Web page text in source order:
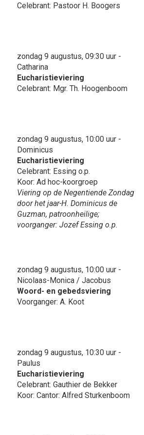
Celebrant: Pastoor H. Boogers
zondag 9 augustus, 09:30 uur -
Catharina
Eucharistieviering
Celebrant: Mgr. Th. Hoogenboom
zondag 9 augustus, 10:00 uur -
Dominicus
Eucharistieviering
Celebrant: Essing o.p.
Koor: Ad hoc-koorgroep
Viering op de Negentiende Zondag
door het jaar-H. Dominicus de
Guzman, patroonheilige;
voorganger: Jozef Essing o.p.
zondag 9 augustus, 10:00 uur -
Nicolaas-Monica / Jacobus
Woord- en gebedsviering
Voorganger: A. Koot
zondag 9 augustus, 10:30 uur -
Paulus
Eucharistieviering
Celebrant: Gauthier de Bekker
Koor: Cantor: Alfred Sturkenboom